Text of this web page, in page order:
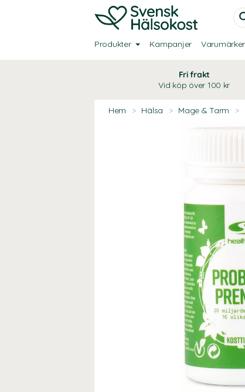
Produkter Kampanjer
Fri frakt
Vid köp över 100 kr
Hem > Hälsa > Mage & Tarm >